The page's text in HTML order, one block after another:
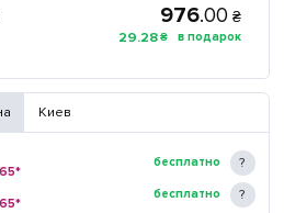
976.00 ₴
29.28₴
Киев
бесплатно
бесплатно